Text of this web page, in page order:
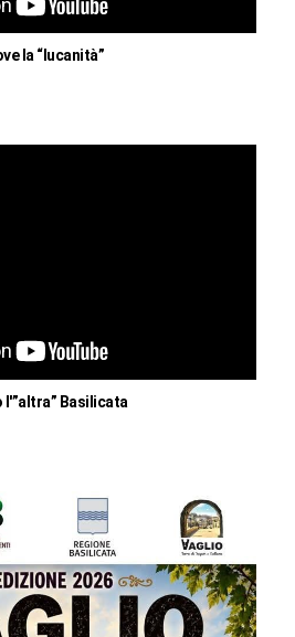
la “lucanità”
l'”altra” Basilicata